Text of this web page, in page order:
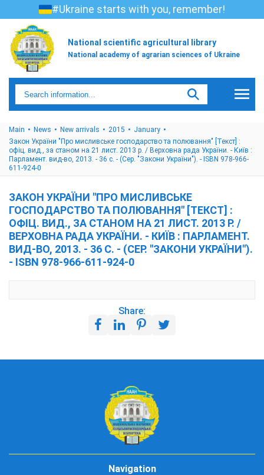
#Ukraine starts with you, remember!
National scientific agricultural library
National academy of agrarian sciences of Ukraine
Main News New arrivals 2015
January
Закон України "Про мисливське господарство та полювання" [Текст] :
офіц. вид., за станом на 21 лист. 2013 р. / Верховна рада України. - Київ :
Парламент. вид-во, 2013. - 36 с. - (Сер. "Закони України"). - ISBN 978-966-
611-924-0
ЗАКОН УКРАЇНИ "ПРО МИСЛИВСЬКЕ
ГОСПОДАРСТВО ТА ПОЛЮВАННЯ" [ТЕКСТ] :
ОФІЦ. ВИД., ЗА СТАНОМ НА 21 ЛИСТ. 2013 Р. /
ВЕРХОВНА РАДА УКРАЇНИ. - КИЇВ : ПАРЛАМЕНТ.
ВИД-ВО, 2013. - 36 С. - (СЕР. "ЗАКОНИ УКРАЇНИ").
- ISBN 978-966-611-924-0
Share:
Navigation